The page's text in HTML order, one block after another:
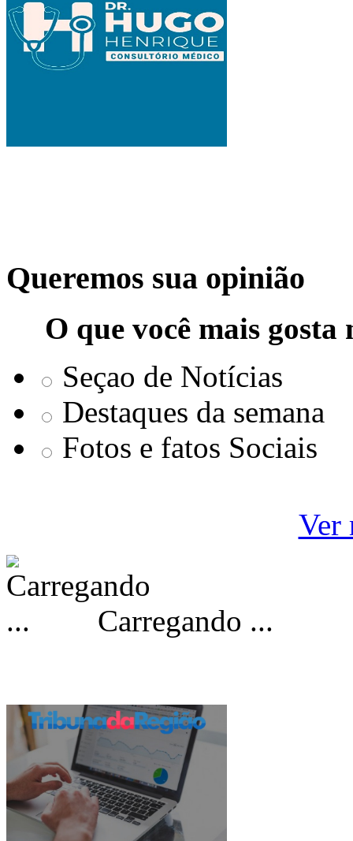
Queremos sua opinião
O que você mais
Seçao de Notícias
Destaques da semana
Fotos e fatos Sociais
Ver
Carregando ...